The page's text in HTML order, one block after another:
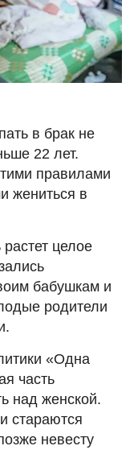
в брак не
22 лет.
правилами
жениться в
целое
бабушкам и
родители
«Одна
часть
над женской.
стараются
невесту